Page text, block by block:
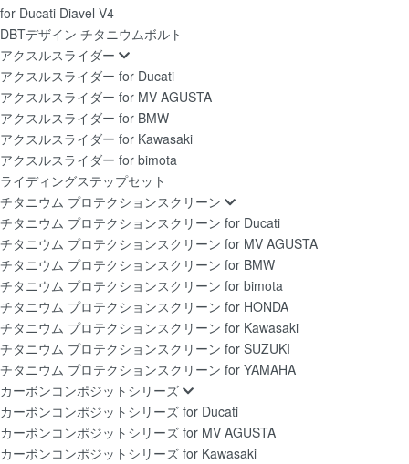
for Ducati Diavel V4
DBTデザイン チタニウムボルト
アクスルスライダー
アクスルスライダー for Ducati
アクスルスライダー for MV AGUSTA
アクスルスライダー for BMW
アクスルスライダー for Kawasaki
アクスルスライダー for bimota
ライディングステップセット
チタニウム プロテクションスクリーン
チタニウム プロテクションスクリーン for Ducati
チタニウム プロテクションスクリーン for MV AGUSTA
チタニウム プロテクションスクリーン for BMW
チタニウム プロテクションスクリーン for bimota
チタニウム プロテクションスクリーン for HONDA
チタニウム プロテクションスクリーン for Kawasaki
チタニウム プロテクションスクリーン for SUZUKI
チタニウム プロテクションスクリーン for YAMAHA
カーボンコンポジットシリーズ
カーボンコンポジットシリーズ for Ducati
カーボンコンポジットシリーズ for MV AGUSTA
カーボンコンポジットシリーズ for Kawasaki